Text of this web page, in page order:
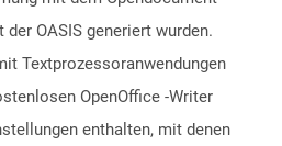
OASIS generiert wurden.
Textprozessoranwendungen
OpenOffice -Writer
enthalten, mit denen